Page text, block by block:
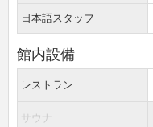
日本語スタッフ
館内設備
レストラン
サウナ